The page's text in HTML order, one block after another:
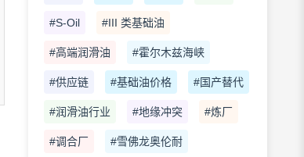
#S-Oil #III 类基础油
#高端润滑油 #霍尔木兹海峡
#供应链 #基础油价格 #国产替代
#润滑油行业 #地缘冲突 #炼厂
#调合厂 #雪佛龙奥伦耐